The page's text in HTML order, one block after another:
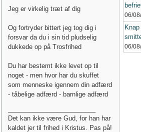
Jeg er virkelig træt af dig
Og fortryder bittert jeg tog dig i
forsvar da du i sin tid pludselig
dukkede op på Trosfrihed
Du har bestemt ikke levet op til
noget - men hvor har du skuffet
som menneske igennem din adfærd
- tåbelige adfærd - barnlige adfærd
Det kan ikke være Gud, for han har
kaldet jer til frihed i Kristus. Pas på!
06/
06/